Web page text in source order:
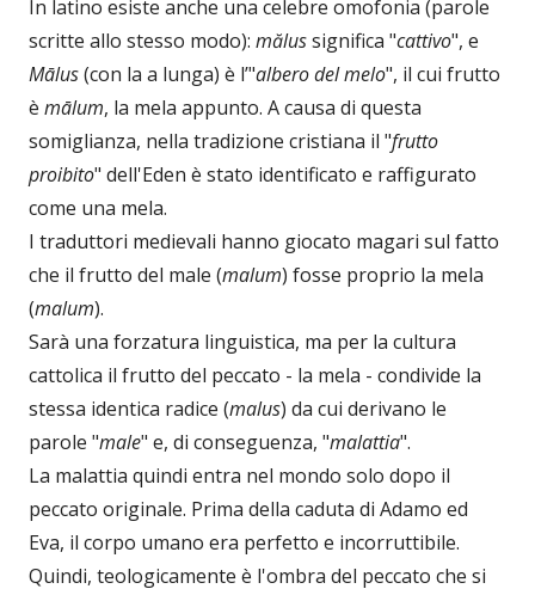
In latino esiste anche una celebre omofonia (parole
scritte allo stesso modo): mălussignifica "cattivo", e
Mālus(con la a lunga) è l’"albero del melo", il cui frutto
è mālum, la mela appunto. A causa di questa
somiglianza, nella tradizione cristiana il "frutto
proibito" dell'Eden è stato identificato e raffigurato
come una mela.
I traduttori medievali hanno giocato magari sul fatto
che il frutto del male (malum) fosse proprio la mela
(malum).
Sarà una forzatura linguistica, ma per la cultura
cattolica il frutto del peccato - la mela - condivide la
stessa identica radice (malus) da cui derivano le
parole "male" e, di conseguenza, "malattia".
La malattia quindi entra nel mondo solo dopo il
peccato originale. Prima della caduta di Adamo ed
Eva, il corpo umano era perfetto e incorruttibile.
Quindi, teologicamente è l'ombra del peccato che si